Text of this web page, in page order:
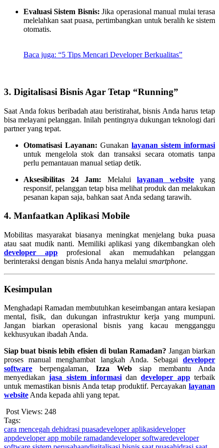
Evaluasi Sistem Bisnis: Jika operasional manual mulai terasa
melelahkan saat puasa, pertimbangkan untuk beralih ke sistem
otomatis.
Baca juga: “5 Tips Mencari Developer Berkualitas”
3. Digitalisasi Bisnis Agar Tetap “Running”
Saat Anda fokus beribadah atau beristirahat, bisnis Anda harus tetap
bisa melayani pelanggan. Inilah pentingnya dukungan teknologi dari
partner yang tepat.
Otomatisasi Layanan: Gunakan layanan sistem informasi
untuk mengelola stok dan transaksi secara otomatis tanpa
perlu pemantauan manual setiap detik.
Aksesibilitas 24 Jam: Melalui layanan websiteyang
responsif, pelanggan tetap bisa melihat produk dan melakukan
pesanan kapan saja, bahkan saat Anda sedang tarawih.
4. Manfaatkan Aplikasi Mobile
Mobilitas masyarakat biasanya meningkat menjelang buka puasa
atau saat mudik nanti. Memiliki aplikasi yang dikembangkan oleh
developer app profesional akan memudahkan pelanggan
berinteraksi dengan bisnis Anda hanya melalui smartphone.
Kesimpulan
Menghadapi Ramadan membutuhkan keseimbangan antara kesiapan
mental, fisik, dan dukungan infrastruktur kerja yang mumpuni.
Jangan biarkan operasional bisnis yang kacau mengganggu
kekhusyukan ibadah Anda.
Siap buat bisnis lebih efisien di bulan Ramadan? Jangan biarkan
proses manual menghambat langkah Anda. Sebagai developer
software berpengalaman, Izza Web siap membantu Anda
menyediakanjasa sistem informasidandeveloper appterbaik
untuk memastikan bisnis Anda tetap produktif. Percayakan layanan
websiteAnda kepada ahli yang tepat.
Post Views: 248
Tags:
cara mencegah dehidrasi puasadeveloper aplikasideveloper
appdeveloper app mobile ramadandeveloper softwaredeveloper